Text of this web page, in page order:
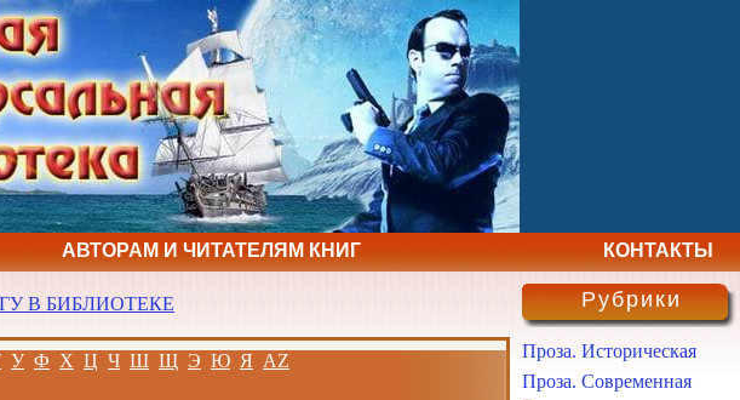
АВТОРАМ И ЧИТАТЕЛЯМ КНИГ КОНТАКТЫ
В БИБЛИОТЕКЕ
У Ф Х Ц Ч Ш Щ Э Ю Я AZ
Рубрики
Проза. Историческая
Проза. Современная